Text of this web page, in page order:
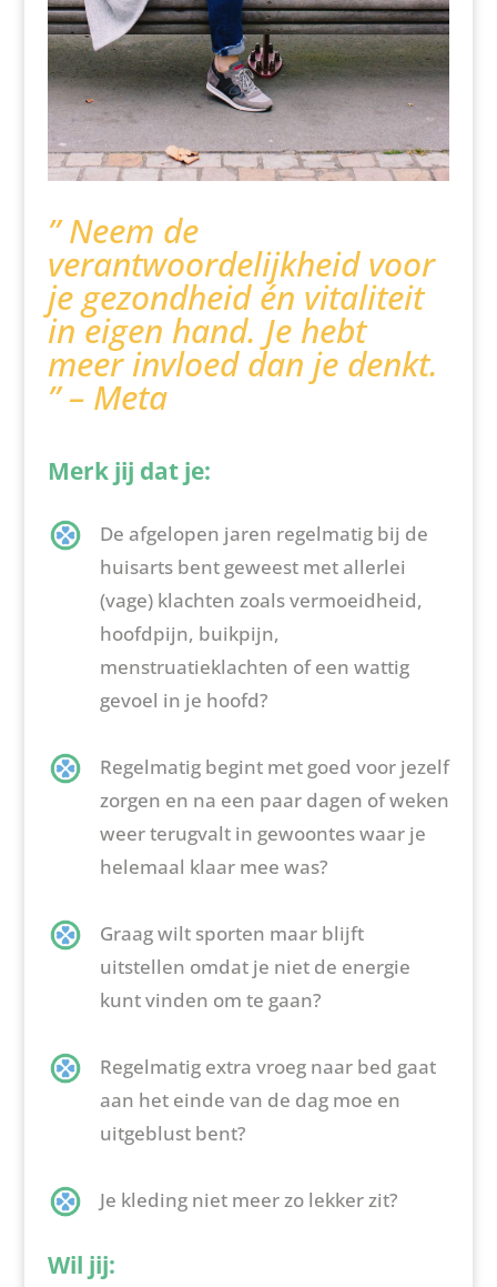
” Neem de
verantwoordelijkheid voor
je gezondheid én vitaliteit
in eigen hand. Je hebt
meer invloed dan je denkt.
” – Meta
Merk jij dat je:
De afgelopen jaren regelmatig bij de
huisarts bent geweest met allerlei
(vage) klachten zoals vermoeidheid,
hoofdpijn, buikpijn,
menstruatieklachten of een wattig
gevoel in je hoofd?
Regelmatig begint met goed voor jezelf
zorgen en na een paar dagen of weken
weer terugvalt in gewoontes waar je
helemaal klaar mee was?
Graag wilt sporten maar blijft
uitstellen omdat je niet de energie
kunt vinden om te gaan?
Regelmatig extra vroeg naar bed gaat
aan het einde van de dag moe en
uitgeblust bent?
Je kleding niet meer zo lekker zit?
Wil jij: